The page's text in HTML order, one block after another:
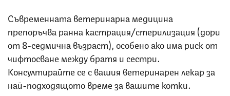
Съвременната ветеринарна медицина
препоръчва ранна кастрация/стерилизация (дори
от 8-седмична възраст), особено ако има риск от
чифтосване между братя и сестри.
Консултирайте се с вашия ветеринарен лекар за
най-подходящото време за вашите котки.